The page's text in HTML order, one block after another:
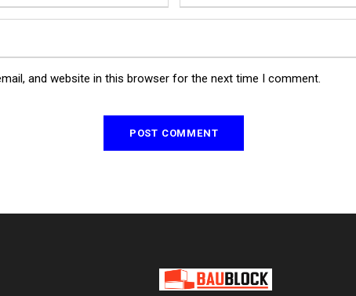
and website in this browser for the next time I comment.